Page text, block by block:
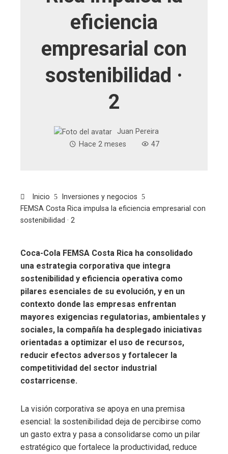
eficiencia
empresarial con
sostenibilidad ·
2
Juan Pereira
Hace 2 meses
47
Inicio
Inversiones y negocios
FEMSA Costa Rica impulsa la eficiencia empresarial con
sostenibilidad · 2
Coca-Cola FEMSA Costa Rica ha consolidado
una estrategia corporativa que integra
sostenibilidad y eficiencia operativa como
pilares esenciales de su evolución, y en un
contexto donde las empresas enfrentan
mayores exigencias regulatorias, ambientales y
sociales, la compañía ha desplegado iniciativas
orientadas a optimizar el uso de recursos,
reducir efectos adversos y fortalecer la
competitividad del sector industrial
costarricense.
La visión corporativa se apoya en una premisa
esencial: la sostenibilidad deja de percibirse como
un gasto extra y pasa a consolidarse como un pilar
estratégico que fortalece la productividad, reduce